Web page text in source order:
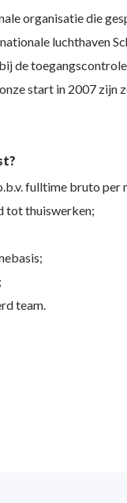
organisatie die
luchthaven
de
start in 2007
fulltime bruto per
tot thuiswerken;
team.